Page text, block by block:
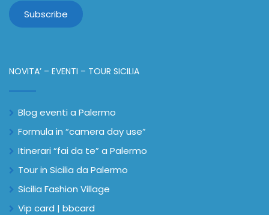
NOVITA’ – EVENTI – TOUR SICILIA
Blog eventi a Palermo
Formula in “camera day use”
Itinerari “fai da te” a Palermo
Tour in Sicilia da Palermo
Sicilia Fashion Village
Vip card | bbcard